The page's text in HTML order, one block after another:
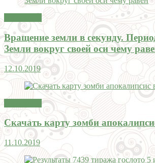
Вращение земли в секунду.
Земли вокруг своей оси чему
12.10.2019
Скачать карту зомби
11.10.2019